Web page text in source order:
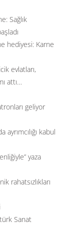
Sağlık
hediyesi: Karne
evlatları,
attı…
geliyor
ayrımcılığı kabul
yaza
rahatsızlıkları
Sanat